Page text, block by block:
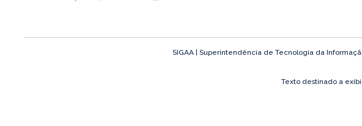
SIGAA | Superintendência de Tecnologia da
Texto destinado a